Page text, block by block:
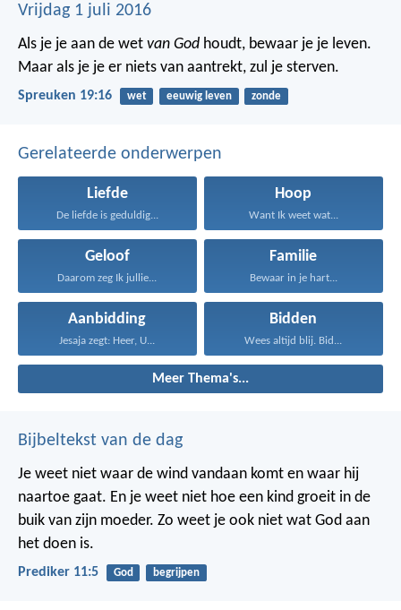
Vrijdag 1 juli 2016
Als je je aan de wet van God houdt, bewaar je je leven.
Maar als je je er niets van aantrekt, zul je sterven.
Spreuken 19:16 wet eeuwig leven zonde
Gerelateerde onderwerpen
Liefde
De liefde is geduldig...
Hoop
Want Ik weet wat...
Geloof
Daarom zeg Ik jullie...
Familie
Bewaar in je hart...
Aanbidding
Jesaja zegt: Heer, U...
Bidden
Wees altijd blij. Bid...
Meer Thema's...
Bijbeltekst van de dag
Je weet niet waar de wind vandaan komt en waar hij
naartoe gaat. En je weet niet hoe een kind groeit in de
buik van zijn moeder. Zo weet je ook niet wat God aan
het doen is.
Prediker 11:5 God begrijpen